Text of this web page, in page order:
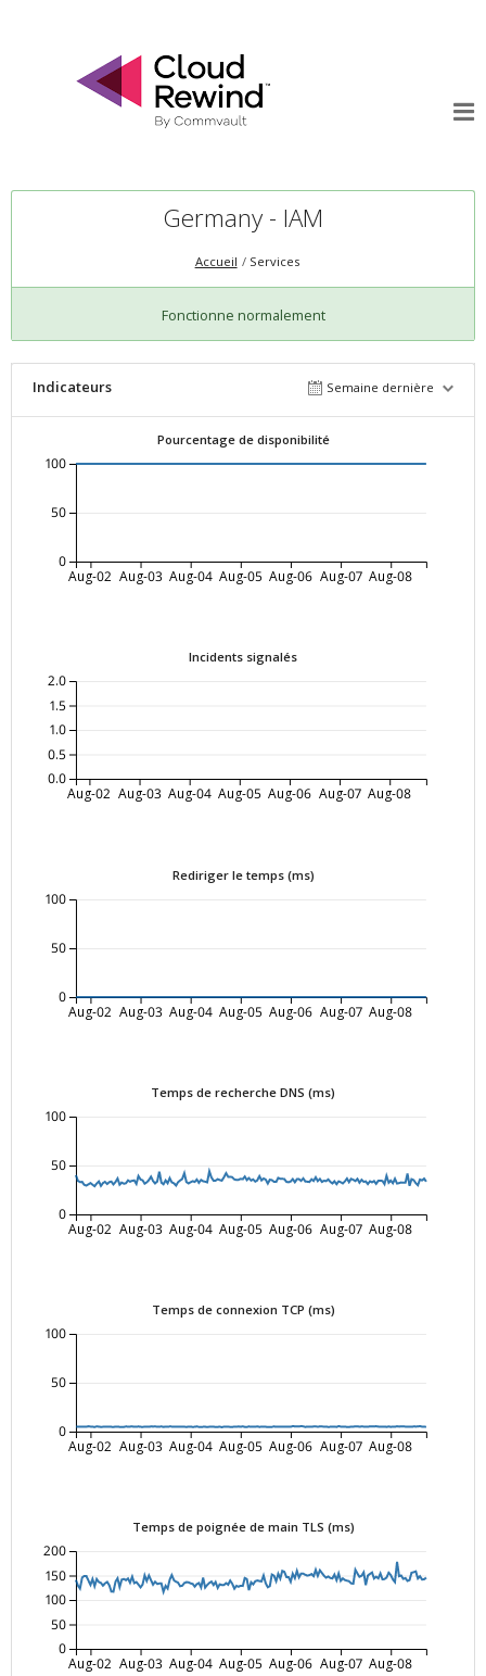
Germany - IAM
Accueil Services
Fonctionne normalement
Indicateurs Semaine dernière
Pourcentage de disponibilité
Aug-02 Aug-03 Aug-04 Aug-05 Aug-06 Aug-07 Aug-08
0
50
100
Incidents signalés
Aug-02 Aug-03 Aug-04 Aug-05 Aug-06 Aug-07 Aug-08
0.0
0.5
1.0
1.5
2.0
Rediriger le temps (ms)
Aug-02 Aug-03 Aug-04 Aug-05 Aug-06 Aug-07 Aug-08
0
50
100
Temps de recherche DNS (ms)
Aug-02 Aug-03 Aug-04 Aug-05 Aug-06 Aug-07 Aug-08
0
50
100
Temps de connexion TCP (ms)
Aug-02 Aug-03 Aug-04 Aug-05 Aug-06 Aug-07 Aug-08
0
50
100
Temps de poignée de main TLS (ms)
Aug-02 Aug-03 Aug-04 Aug-05 Aug-06 Aug-07 Aug-08
0
50
100
150
200